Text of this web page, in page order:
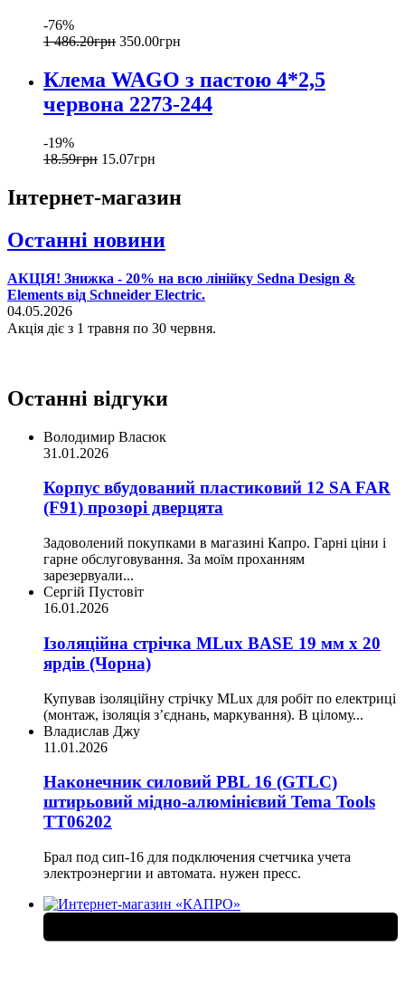
-76%
1 486.20грн 350.00грн
Клема WAGO з пастою 4*2,5
червона 2273-244
-19%
18.59грн 15.07грн
Інтернет-магазин
Останні новини
АКЦІЯ! Знижка - 20% на всю лінійку Sedna Design &
Elements від Schneider Electric.
04.05.2026
Акція діє з 1 травня по 30 червня.
Останні відгуки
Володимир Власюк
31.01.2026
Корпус вбудований пластиковий 12 SA FAR
(F91) прозорі дверцята
Задоволений покупками в магазині Капро. Гарні ціни і
гарне обслуговування. За моїм проханням
зарезервуали...
Сергій Пустовіт
16.01.2026
Ізоляційна стрічка MLux BASE 19 мм х 20
ярдів (Чорна)
Купував ізоляційну стрічку MLux для робіт по електриці
(монтаж, ізоляція з’єднань, маркування). В цілому...
Владислав Джу
11.01.2026
Наконечник силовий PBL 16 (GTLC)
штирьовий мідно-алюмінієвий Tema Tools
ТТ06202
Брал под сип-16 для подключения счетчика учета
электроэнергии и автомата. нужен пресс.